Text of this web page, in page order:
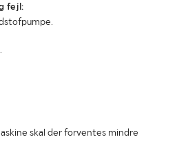
fejl:
skal der forventes mindre